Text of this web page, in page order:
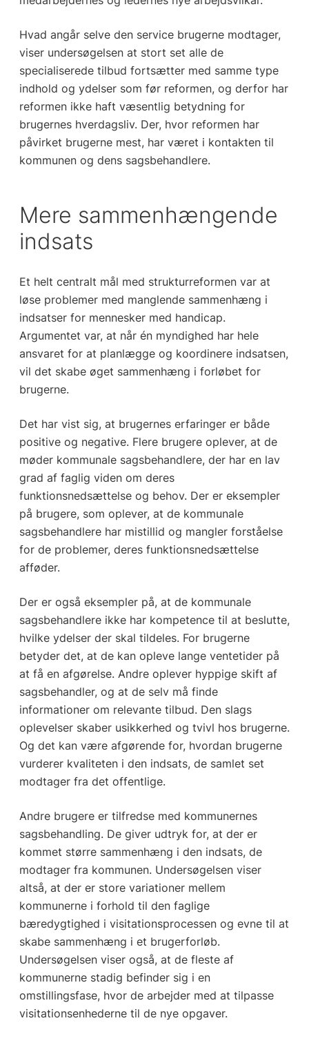
Hvad angår selve den service brugerne modtager,
viser undersøgelsen at stort set alle de
specialiserede tilbud fortsætter med samme type
indhold og ydelser som før reformen, og derfor har
reformen ikke haft væsentlig betydning for
brugernes hverdagsliv. Der, hvor reformen har
påvirket brugerne mest, har været i kontakten til
kommunen og dens sagsbehandlere.
Mere sammenhængende
indsats
Et helt centralt mål med strukturreformen var at
løse problemer med manglende sammenhæng i
indsatser for mennesker med handicap.
Argumentet var, at når én myndighed har hele
ansvaret for at planlægge og koordinere indsatsen,
vil det skabe øget sammenhæng i forløbet for
brugerne.
Det har vist sig, at brugernes erfaringer er både
positive og negative. Flere brugere oplever, at de
møder kommunale sagsbehandlere, der har en lav
grad af faglig viden om deres
funktionsnedsættelse og behov. Der er eksempler
på brugere, som oplever, at de kommunale
sagsbehandlere har mistillid og mangler forståelse
for de problemer, deres funktionsnedsættelse
afføder.
Der er også eksempler på, at de kommunale
sagsbehandlere ikke har kompetence til at beslutte,
hvilke ydelser der skal tildeles. For brugerne
betyder det, at de kan opleve lange ventetider på
at få en afgørelse. Andre oplever hyppige skift af
sagsbehandler, og at de selv må finde
informationer om relevante tilbud. Den slags
oplevelser skaber usikkerhed og tvivl hos brugerne.
Og det kan være afgørende for, hvordan brugerne
vurderer kvaliteten i den indsats, de samlet set
modtager fra det offentlige.
Andre brugere er tilfredse med kommunernes
sagsbehandling. De giver udtryk for, at der er
kommet større sammenhæng i den indsats, de
modtager fra kommunen. Undersøgelsen viser
altså, at der er store variationer mellem
kommunerne i forhold til den faglige
bæredygtighed i visitationsprocessen og evne til at
skabe sammenhæng i et brugerforløb.
Undersøgelsen viser også, at de fleste af
kommunerne stadig befinder sig i en
omstillingsfase, hvor de arbejder med at tilpasse
visitationsenhederne til de nye opgaver.